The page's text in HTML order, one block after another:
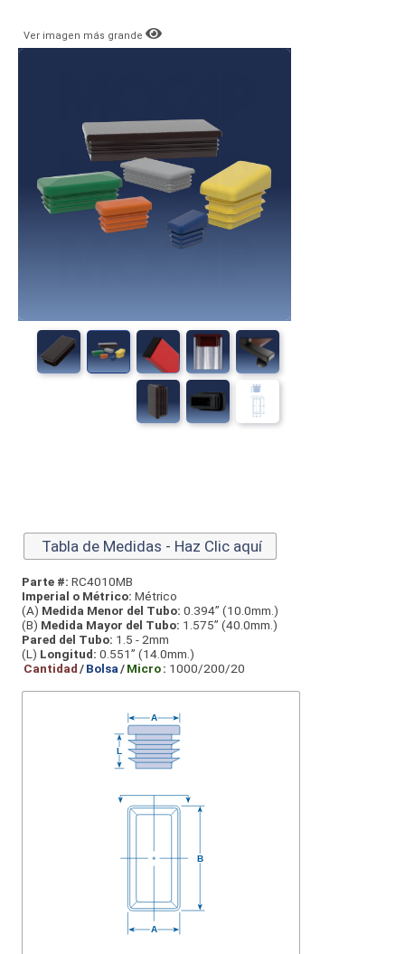
Ver imagen más grande
Tabla de Medidas - Haz Clic aquí
Parte #: RC4010MB
Imperial o Métrico: Métrico
(A) Medida Menor del Tubo: 0.394” (10.0mm.)
(B) Medida Mayor del Tubo: 1.575” (40.0mm.)
Pared del Tubo: 1.5 - 2mm
(L) Longitud: 0.551” (14.0mm.)
Cantidad/Bolsa/Micro: 1000/200/20